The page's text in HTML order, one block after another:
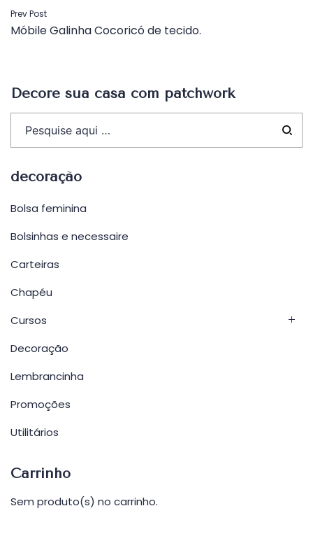
Navegação
de
Prev Post
Móbile Galinha Cocoricó de tecido.
Decore sua casa com patchwork
decoração
Bolsa feminina
Bolsinhas e necessaire
Carteiras
Chapéu
Cursos
Decoração
Lembrancinha
Promoções
Utilitários
Carrinho
Sem produto(s) no carrinho.